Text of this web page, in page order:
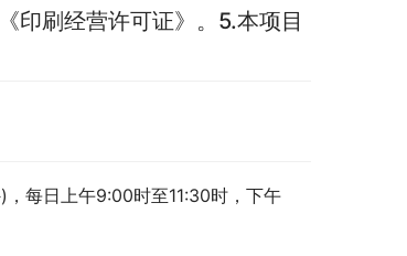
印刷经营许可证》。5.本项目
每日上午9:00时至11:30时，下午